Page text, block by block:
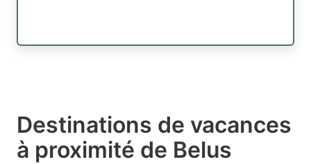
Destinations de vacances
à proximité de Belus